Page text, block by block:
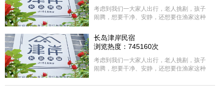
考虑到我们一大家人出行，老人挑剔，孩子
闹腾，想要干净、安静，还想要住渔家这种
选择津岸民宿，实际体验客房很干净，饭菜
方面家里老人也很满意，整体饭菜给搭配的
很好，每顿饭也不重样的，海鲜确实是非常
的新鲜呢，另外值得一提的是，他家的海菜
包子非常好吃。 其实长岛可选的酒店、民宿
各不相同，可以根据自己的喜好选择。非常
长岛津岸民宿
浏览热度：745160次
考虑到我们一大家人出行，老人挑剔，孩子
闹腾，想要干净、安静，还想要住渔家这种
选择津岸民宿，实际体验客房很干净，饭菜